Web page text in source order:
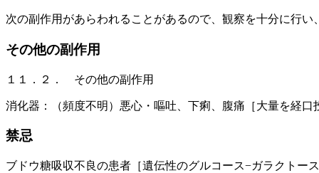
次の副作用があらわれることがあるので、観察を十分に行
その他の副作用
１１．２． その他の副作用
消化器：（頻度不明）悪心・嘔吐、下痢、腹痛［大量を経口
禁忌
ブドウ糖吸収不良の患者［遺伝性のグルコース−ガラクトー